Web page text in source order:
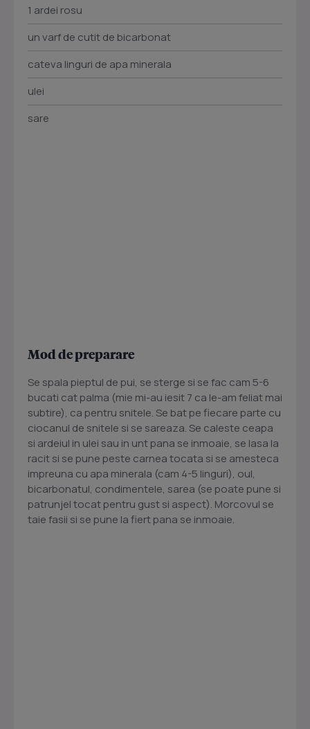
1 ardei rosu
un varf de cutit de bicarbonat
cateva linguri de apa minerala
ulei
sare
Mod de preparare
Se spala pieptul de pui, se sterge si se fac cam 5-6
bucati cat palma (mie mi-au iesit 7 ca le-am feliat mai
subtire), ca pentru snitele. Se bat pe fiecare parte cu
ciocanul de snitele si se sareaza. Se caleste ceapa
si ardeiul in ulei sau in unt pana se inmoaie, se lasa la
racit si se pune peste carnea tocata si se amesteca
impreuna cu apa minerala (cam 4-5 linguri), oul,
bicarbonatul, condimentele, sarea (se poate pune si
patrunjel tocat pentru gust si aspect). Morcovul se
taie fasii si se pune la fiert pana se inmoaie.